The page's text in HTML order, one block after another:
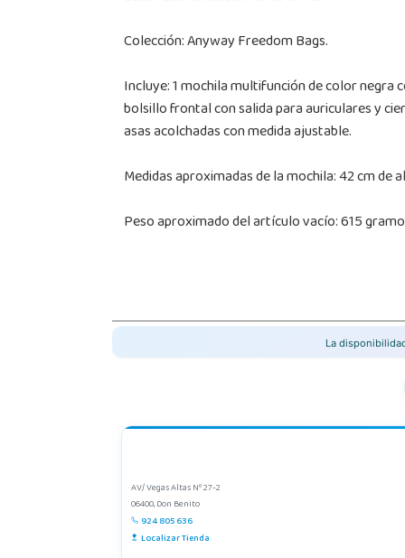
Colección: Anyway Freedom Bags.
Incluye: 1 mochila multifunción de color negra
bolsillo frontal con salida para auriculares y
asas acolchadas con medida ajustable.
Medidas aproximadas de la mochila: 42 cm de
Peso aproximado del artículo vacío: 615
La
AV/ Vegas Altas Nº 27-2
06400, Don Benito
924 805 636
Localizar Tienda